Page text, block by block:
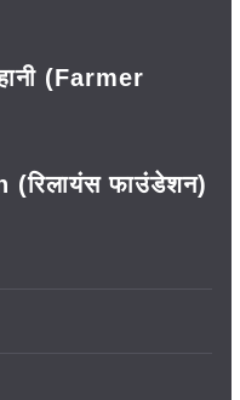
(Farmer
फाउंडेशन)